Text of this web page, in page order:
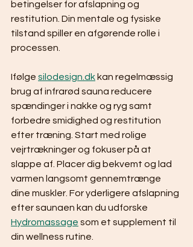
betingelser for afslapning og
restitution. Din mentale og fysiske
tilstand spiller en afgørende rolle i
processen.
Ifølge silodesign.dk kan regelmæssig
brug af infrarød sauna reducere
spændinger i nakke og ryg samt
forbedre smidighed og restitution
efter træning. Start med rolige
vejrtrækninger og fokuser på at
slappe af. Placer dig bekvemt og lad
varmen langsomt gennemtrænge
dine muskler. For yderligere afslapning
efter saunaen kan du udforske
Hydromassage som et supplement til
din wellness rutine.